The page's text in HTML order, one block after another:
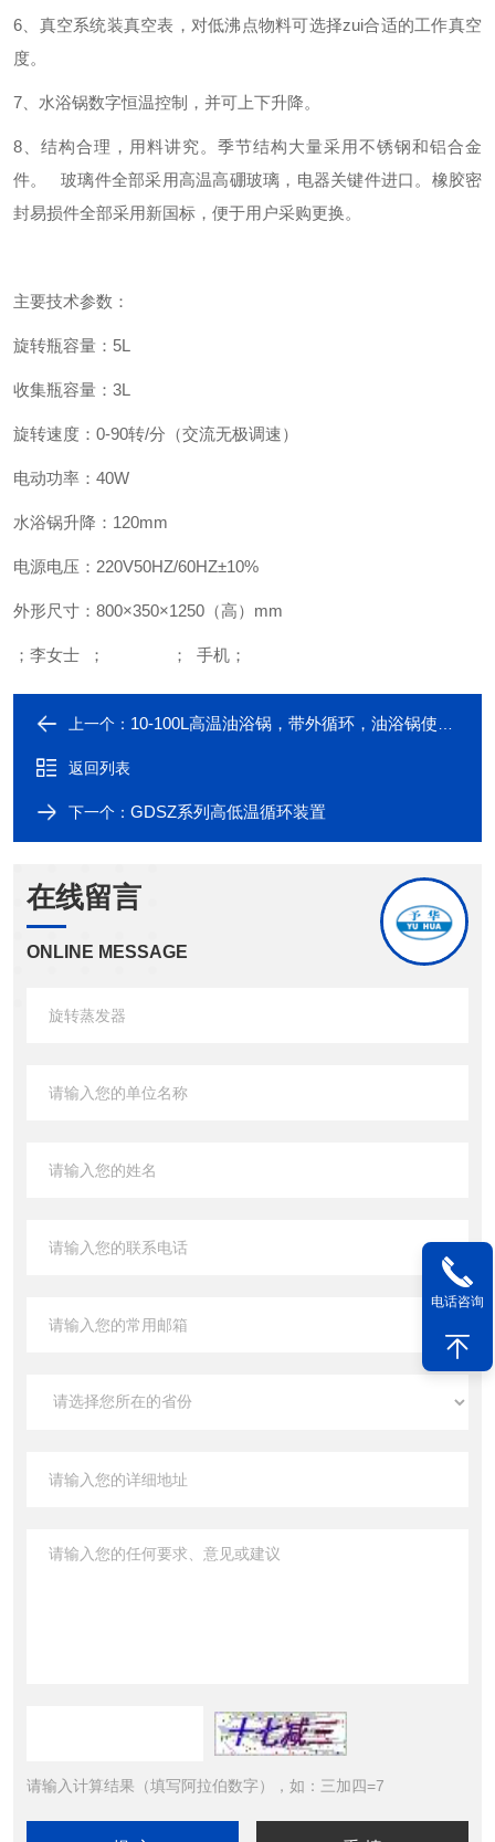
6、 真空系统装真空表，对低沸点物料可选择zui合适的工作真空
度。
7、 水浴锅数字恒温控制，并可上下升降。
8 、结构合理，用料讲究。季节结构大量采用不锈钢和铝合金
件。
玻璃件全部采用高温高硼玻璃，电器关键件进口。橡胶密
封易损件全部采用新国标，便于用户采购更换。
主要技术参数：
旋转瓶容量： 5L
收集瓶容量： 3L
旋转速度： 0-90转/分（交流无极调速）
电动功率： 40W
水浴锅升降： 120mm
电源电压： 220V50HZ/60HZ±10%
外形尺寸： 800×350×1250 （高） mm
；李女士 ； ； 手机；
上一个： 10-100L高温油浴锅，带外循环，油浴锅使用方法
返回列表
下一个： GDSZ系列高低温循环装置
在线留言
ONLINE MESSAGE
请输入计算结果（填写阿拉伯数字），如：三加四=7
电话咨询